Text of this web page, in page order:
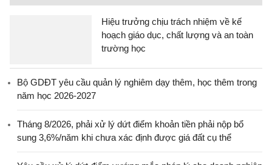
Hiệu trưởng chịu trách nhiệm về kế
hoạch giáo dục, chất lượng và an toàn
trường học
Bộ GDĐT yêu cầu quản lý nghiêm dạy thêm, học thêm trong
năm học 2026-2027
Tháng 8/2026, phải xử lý dứt điểm khoản tiền phải nộp bổ
sung 3,6%/năm khi chưa xác định được giá đất cụ thể